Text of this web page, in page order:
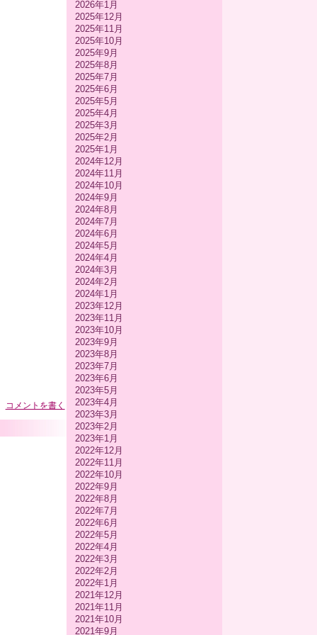
2026年1月
2025年12月
2025年11月
2025年10月
2025年9月
2025年8月
2025年7月
2025年6月
2025年5月
2025年4月
2025年3月
2025年2月
2025年1月
2024年12月
2024年11月
2024年10月
2024年9月
2024年8月
2024年7月
2024年6月
2024年5月
2024年4月
2024年3月
2024年2月
2024年1月
2023年12月
2023年11月
2023年10月
2023年9月
2023年8月
2023年7月
2023年6月
2023年5月
2023年4月
2023年3月
2023年2月
2023年1月
2022年12月
2022年11月
2022年10月
2022年9月
2022年8月
2022年7月
2022年6月
2022年5月
2022年4月
2022年3月
2022年2月
2022年1月
2021年12月
2021年11月
2021年10月
2021年9月
コメントを書く